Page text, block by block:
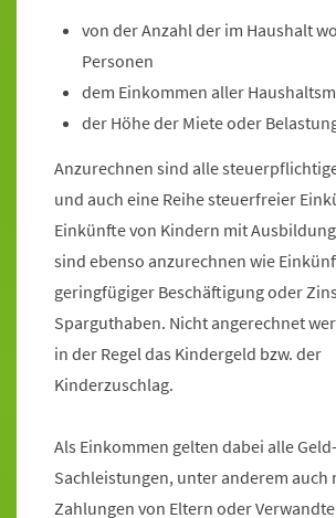
von der Anzahl der im Haushalt
Personen
dem Einkommen aller
der Höhe der Miete oder
Anzurechnen sind alle
und auch eine Reihe steuerfreier
Einkünfte von Kindern mit
sind ebenso anzurechnen wie
geringfügiger Beschäftigung oder
Sparguthaben. Nicht angerechnet
in der Regel das Kindergeld bzw. der
Kinderzuschlag.
Als Einkommen gelten dabei alle
Sachleistungen, unter anderem auch
Zahlungen von Eltern oder